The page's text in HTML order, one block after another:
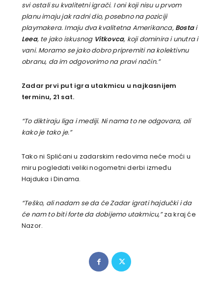
svi ostali su kvalitetni igrači. I oni koji nisu u prvom
planu imaju jak radni dio, posebno na poziciji
playmakera. Imaju dva kvalitetna Amerikanca, Bostai
Leea, te jako iskusnog Vitkovca, koji dominira i unutra i
vani. Moramo se jako dobro pripremiti na kolektivnu
obranu, da im odgovorimo na pravi način.”
Zadar prvi put igra utakmicu u najkasnijem
terminu, 21 sat.
“To diktiraju liga i mediji. Ni nama to ne odgovara, ali
kako je tako je.”
Tako ni Splićani u zadarskim redovima neće moći u
miru pogledati veliki nogometni derbi između
Hajduka i Dinama.
“Teško, ali nadam se da će Zadar igrati hajdučki i da
će nam to biti forte da dobijemo utakmicu,”za kraj će
Nazor.